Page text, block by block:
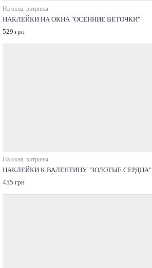
На окна, витрины
НАКЛЕЙКИ НА ОКНА "ОСЕННИЕ ВЕТОЧКИ"
529 грн
На окна, витрины
НАКЛЕЙКИ К ВАЛЕНТИНУ "ЗОЛОТЫЕ СЕРДЦА"
455 грн